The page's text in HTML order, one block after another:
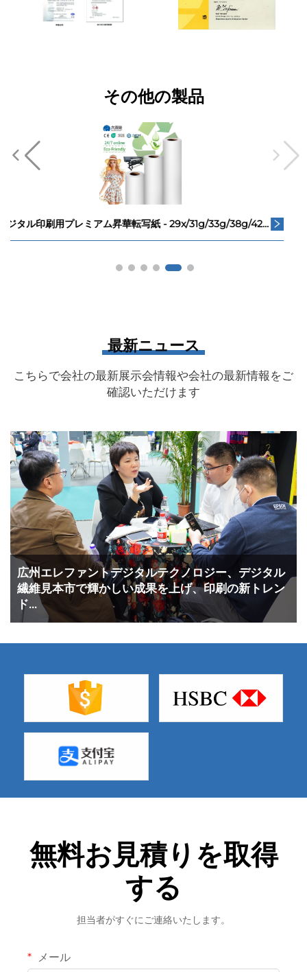
その他の製品
昇華インク CMYKカラー F6070 F6200 F6270 F7200 F7270 高転写率
最新ニュース
こちらで会社の最新展示会情報や会社の最新情報をご
確認いただけます
広州エレファントデジタルテクノロジー、デジタル
繊維見本市で輝かしい成果を上げ、印刷の新トレン
ド...
無料お見積りを取得
する
担当者がすぐにご連絡いたします。
メール